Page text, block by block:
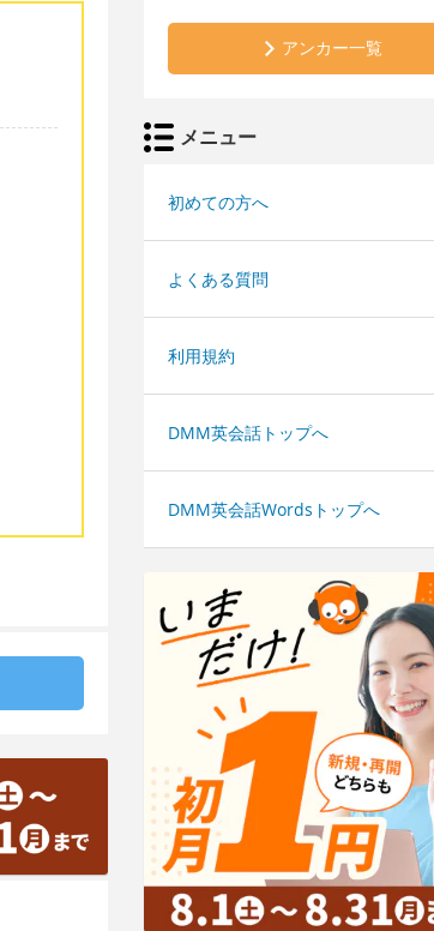
アンカー一覧
メニュー
初めての方へ
よくある質問
利用規約
DMM英会話トップへ
DMM英会話Wordsトップへ